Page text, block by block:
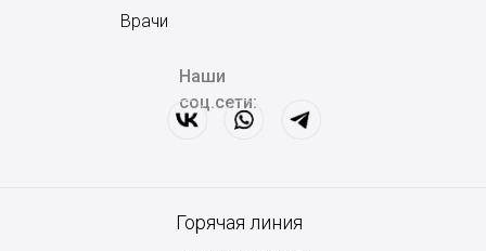
Наши
соц.сети:
Врачи
Горячая линия